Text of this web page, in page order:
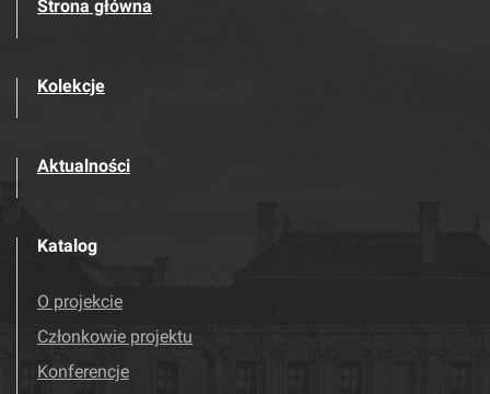
Strona główna
Kolekcje
Aktualności
Katalog
O projekcie
Członkowie projektu
Konferencje